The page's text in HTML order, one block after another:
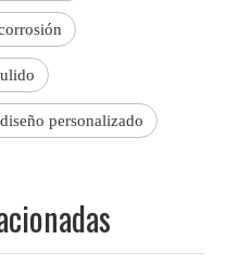
personalizado